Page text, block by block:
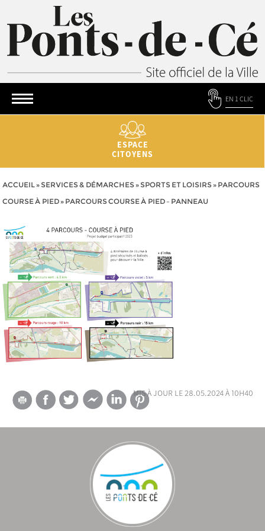
EN 1 CLIC
ESPACE
CITOYENS
ACCUEIL» SERVICES & DÉMARCHES» SPORTS ET LOISIRS» PARCOURS
COURSE À PIED» PARCOURS COURSE À PIED – PANNEAU
mis à jour le 28.05.2024 à 10h40